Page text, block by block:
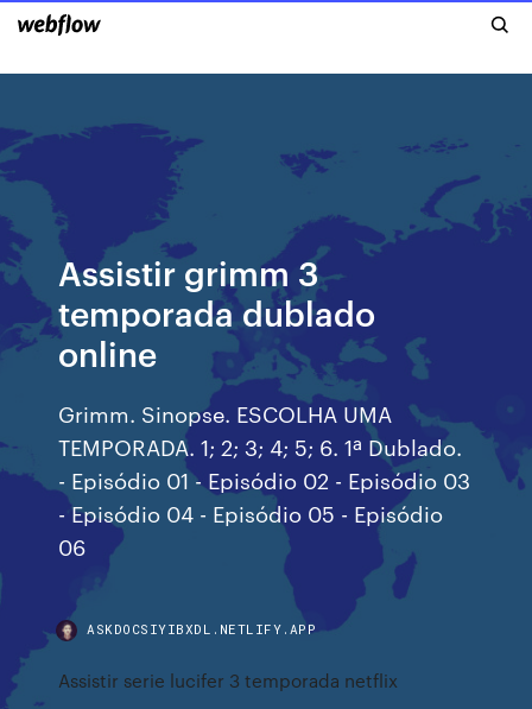
Assistir grimm 3
temporada dublado
online
Grimm. Sinopse. ESCOLHA UMA
TEMPORADA. 1; 2; 3; 4; 5; 6. 1ª Dublado.
- Episódio 01 - Episódio 02 - Episódio 03
- Episódio 04 - Episódio 05 - Episódio
06
ASKDOCSIYIBXDL.NETLIFY.APP
Assistir serie lucifer 3 temporada netflix